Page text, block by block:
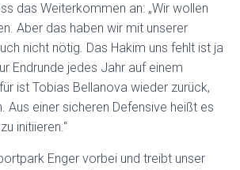
das Weiterkommen an: „Wir wollen
Aber das haben wir mit unserer
nicht nötig. Das Hakim uns fehlt ist ja
Endrunde jedes Jahr auf einem
ist Tobias Bellanova wieder zurück,
Aus einer sicheren Defensive heißt es
initiieren.“
Enger vorbei und treibt unser